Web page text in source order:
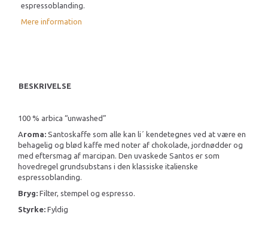
espressoblanding.
Mere information
BESKRIVELSE
100 % arbica “unwashed”
Aroma: Santoskaffe som alle kan li´ kendetegnes ved at være en
behagelig og blød kaffe med noter af chokolade, jordnødder og
med eftersmag af marcipan. Den uvaskede Santos er som
hovedregel grundsubstans i den klassiske italienske
espressoblanding.
Bryg: Filter, stempel og espresso.
Styrke: Fyldig